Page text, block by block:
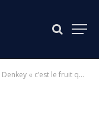
fruit que je récolte de tout mon travail »